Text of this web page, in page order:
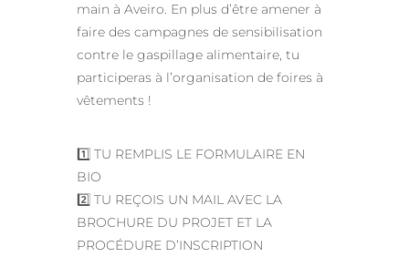
main à Aveiro. En plus d’être amener à
faire des campagnes de sensibilisation
contre le gaspillage alimentaire, tu
participeras à l’organisation de foires à
vêtements !
1️⃣ TU REMPLIS LE FORMULAIRE EN
BIO
2️⃣ TU REÇOIS UN MAIL AVEC LA
BROCHURE DU PROJET ET LA
PROCÉDURE D’INSCRIPTION